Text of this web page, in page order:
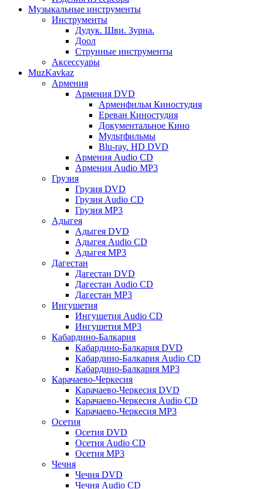
Музыкальные инструменты
Инструменты
Дудук. Шви. Зурна.
Доол
Струнные инструменты
Аксессуары
MuzKavkaz
Армения
Армения DVD
Арменфильм Киностудия
Ереван Киностудия
Документальное Кино
Мультфильмы
Blu-ray. HD DVD
Армения Audio CD
Армения Audio MP3
Грузия
Грузия DVD
Грузия Audio CD
Грузия MP3
Адыгея
Адыгея DVD
Адыгея Audio CD
Адыгея MP3
Дагестан
Дагестан DVD
Дагестан Audio CD
Дагестан MP3
Ингушетия
Ингушетия Audio CD
Ингушетия MP3
Кабардино-Балкария
Кабардино-Балкария DVD
Кабардино-Балкария Audio CD
Кабардино-Балкария MP3
Карачаево-Черкесия
Карачаево-Черкесия DVD
Карачаево-Черкесия Audio CD
Карачаево-Черкесия MP3
Осетия
Осетия DVD
Осетия Audio CD
Осетия MP3
Чечня
Чечня DVD
Чечня Audio CD